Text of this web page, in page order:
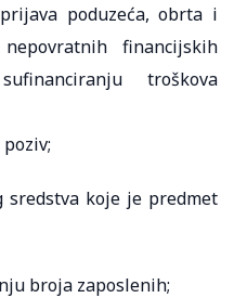
poduzeća, obrta i
financijskih
troškova
sredstva koje je predmet
broja zaposlenih;